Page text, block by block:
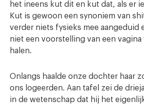
het ineens kut dit en kut dat, als er
Kut is gewoon een synoniem van
verder niets fysieks mee aangeduid
niet een voorstelling van een vagina
halen.
Onlangs haalde onze dochter haar
ons logeerden. Aan tafel zei de
in de wetenschap dat hij het